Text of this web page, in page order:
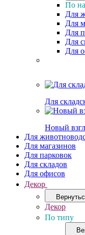
По
Для
Для
Для
Для
Для
Для
Новый
Для
Для магазинов
Для парковок
Для складов
Для офисов
Декор
Декор
По типу